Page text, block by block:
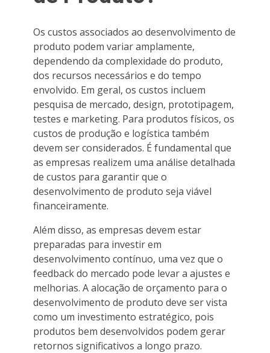
Os custos associados ao desenvolvimento de
produto podem variar amplamente,
dependendo da complexidade do produto,
dos recursos necessários e do tempo
envolvido. Em geral, os custos incluem
pesquisa de mercado, design, prototipagem,
testes e marketing. Para produtos físicos, os
custos de produção e logística também
devem ser considerados. É fundamental que
as empresas realizem uma análise detalhada
de custos para garantir que o
desenvolvimento de produto seja viável
financeiramente.
Além disso, as empresas devem estar
preparadas para investir em
desenvolvimento contínuo, uma vez que o
feedback do mercado pode levar a ajustes e
melhorias. A alocação de orçamento para o
desenvolvimento de produto deve ser vista
como um investimento estratégico, pois
produtos bem desenvolvidos podem gerar
retornos significativos a longo prazo.